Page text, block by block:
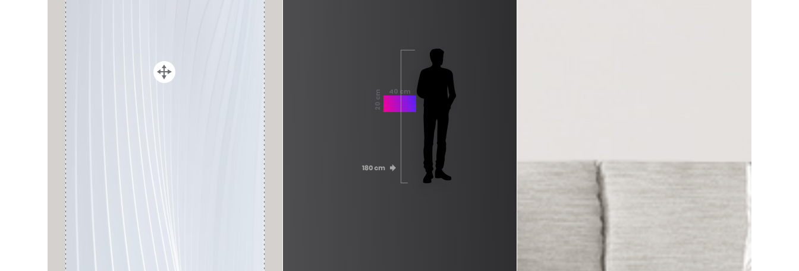
40 cm
20 cm